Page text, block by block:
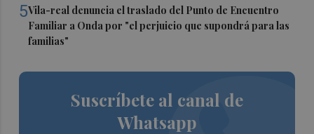
5Vila-real denuncia el traslado del Punto de Encuentro
Familiar a Onda por "el perjuicio que supondrá para las
familias"
Suscríbete al canal de
Whatsapp